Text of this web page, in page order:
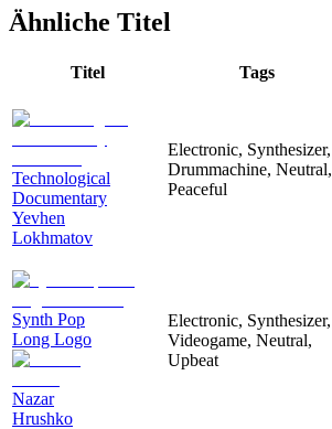
Ähnliche Titel
Titel Tags
Technological
Documentary
Yevhen
Lokhmatov
Electronic, Synthesizer,
Drummachine, Neutral,
Peaceful
Synth Pop
Long Logo
Nazar
Hrushko
Electronic, Synthesizer,
Videogame, Neutral,
Upbeat